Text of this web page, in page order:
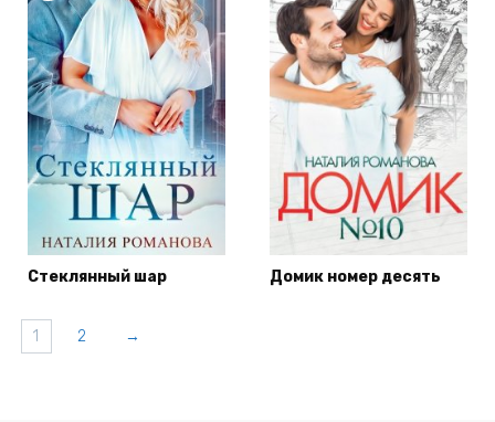
Стеклянный шар Домик номер десять
1 2 →